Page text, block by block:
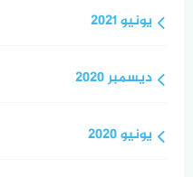
يونيو 2021
ديسمبر 2020
يونيو 2020